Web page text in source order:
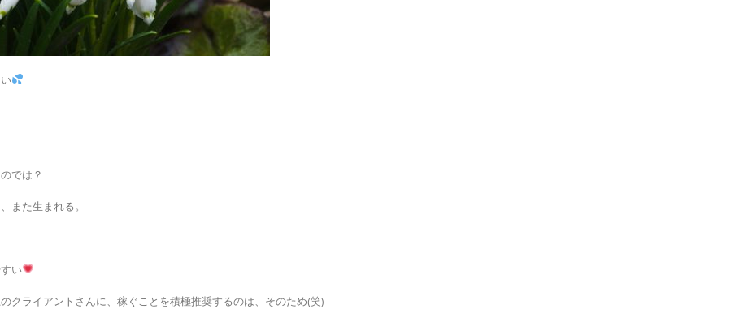
では？
また生まれる。
い
クライアントさんに、稼ぐことを積極推奨するのは、そのため(笑)